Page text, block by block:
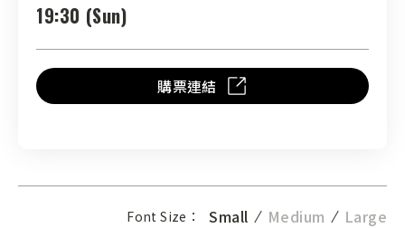
19:30 (Sun)
購票連結
Font Size： Small Medium Large